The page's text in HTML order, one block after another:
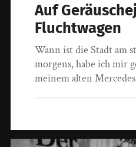
Auf
Fluchtwagen
Wann ist die Stadt am
morgens, habe ich mir
meinem alten